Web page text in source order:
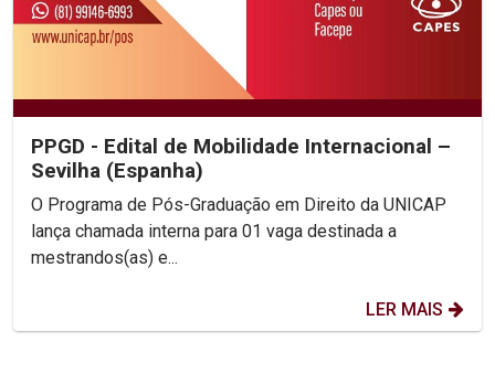
PPGD - Edital de Mobilidade Internacional –
Sevilha (Espanha)
O Programa de Pós-Graduação em Direito da UNICAP
lança chamada interna para 01 vaga destinada a
mestrandos(as) e...
LER MAIS